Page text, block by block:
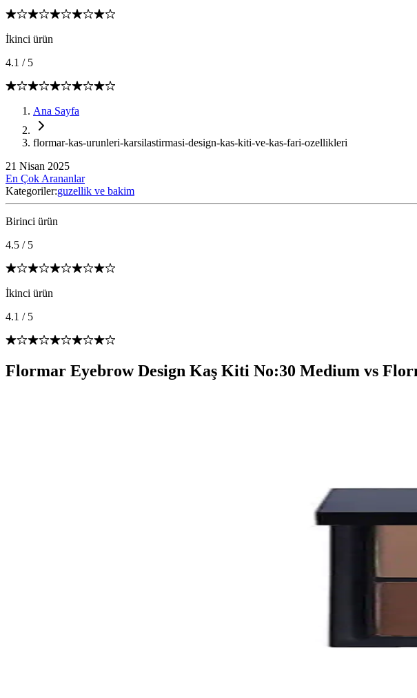
İkinci ürün
4.1 / 5
Ana Sayfa
flormar-kas-urunleri-karsilastirmasi-design-kas-kiti-ve-kas-fari-ozellikleri
21 Nisan 2025
En Çok Arananlar
Kategoriler:guzellik ve bakim
Birinci ürün
4.5 / 5
İkinci ürün
4.1 / 5
Flormar Eyebrow Design Kaş Kiti No:30 Medium vs